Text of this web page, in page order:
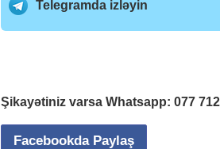
Telegramda izləyin
Şikayətiniz varsa Whatsapp: 077
Facebookda Paylaş